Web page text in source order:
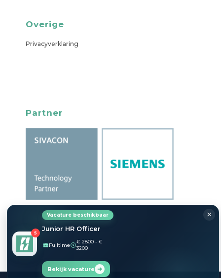
Overige
Privacyverklaring
Partner
×
5
Vacature beschikbaar
Junior HR Officer
Fulltime €
€ 2800 - €
3200
Bekijk vacature ➜